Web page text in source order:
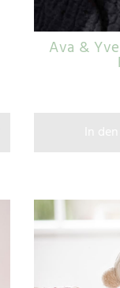
Ava &